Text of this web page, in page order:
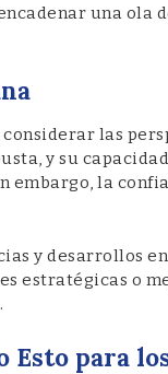
una ola
las
y su
embargo, la
y desarrollos
estratégicas o
Esto para